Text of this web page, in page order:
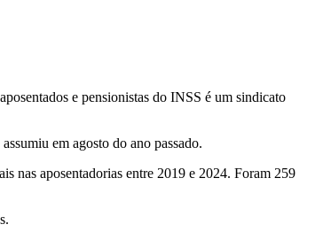
e pensionistas do INSS é um sindicato
em agosto do ano passado.
nas aposentadorias entre 2019 e 2024. Foram 259